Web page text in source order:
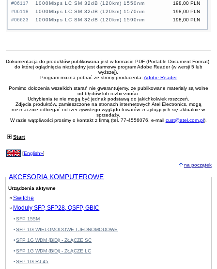
#06117
198,00 PLN
1000Mbps LC SM 32dB (120km) 1550nm
#06118
198,00 PLN
1000Mbps LC SM 32dB (120km) 1570nm
#06623
198,00 PLN
1000Mbps LC SM 32dB (120km) 1590nm
Dokumentacja do produktów publikowana jest w formacie PDF (Portable Document Format),
do której oglądnięcia niezbędny jest darmowy program Adobe Reader (w wersji 5 lub
wyższej).
Program można pobrać ze strony producenta: Adobe Reader
Pomimo dołożenia wszelkich starań nie gwarantujemy, że publikowane materiały są wolne
od błędów lub rozbieżności.
Uchybienia te nie mogą być jednak podstawą do jakichkolwiek roszczeń.
Zdjęcia produktów, zamieszczone na stronach internetowych Atel Electronics, mogą
nieznacznie odbiegać od rzeczywistego wyglądu towarów znajdujących się aktualnie w
sprzedaży.
W razie wątpliwości prosimy o kontakt z firmą (tel. 77-4556076, e-mail cust@atel.com.pl).
Start
[English»]
na początek
AKCESORIA KOMPUTEROWE
Urządzenia aktywne
Switche
Moduły SFP, SFP28, QSFP, GBIC
SFP 155M
SFP 1G WIELOMODOWE I JEDNOMODOWE
SFP 1G WDM (BiDi) - ZŁĄCZE SC
SFP 1G WDM (BiDi) - ZŁĄCZE LC
SFP 1G RJ-45